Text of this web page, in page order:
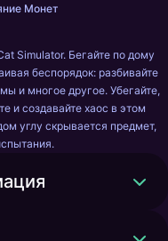
Монет
Simulator. Бегайте по дому
беспорядок: разбивайте
и многое другое. Убегайте,
и создавайте хаос в этом
углу скрывается предмет,